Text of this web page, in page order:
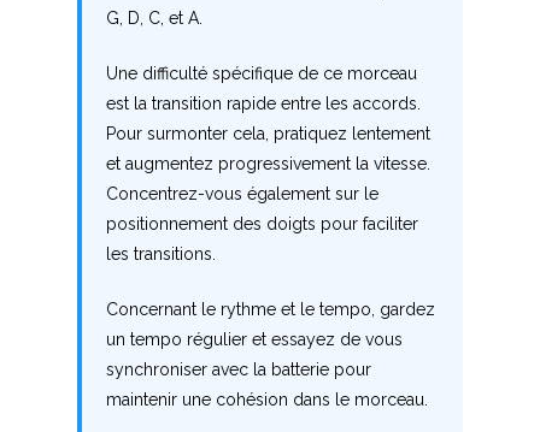
G, D, C, et A.
Une difficulté spécifique de ce morceau
est la transition rapide entre les accords.
Pour surmonter cela, pratiquez lentement
et augmentez progressivement la vitesse.
Concentrez-vous également sur le
positionnement des doigts pour faciliter
les transitions.
Concernant le rythme et le tempo, gardez
un tempo régulier et essayez de vous
synchroniser avec la batterie pour
maintenir une cohésion dans le morceau.
S
T
U
V
X
Y